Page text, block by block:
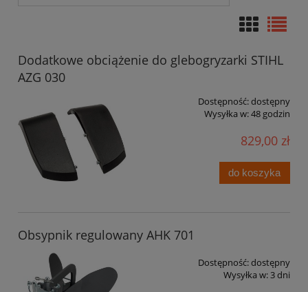
Dodatkowe obciążenie do glebogryzarki STIHL
AZG 030
Dostępność:dostępny
Wysyłka w:48 godzin
829,00 zł
do koszyka
Obsypnik regulowany AHK 701
Dostępność:dostępny
Wysyłka w:3 dni